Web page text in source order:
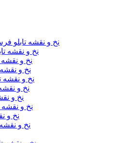
نخ و نقشه تابلو
نخ و نقشه
نخ و
نخ و
نخ و نقشه
نخ و
نخ و
نخ و
نخ و
نخ و